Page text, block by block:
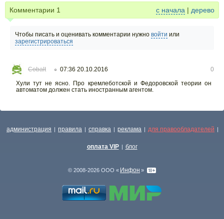
Комментарии 1 с начала | дерево
Чтобы писать и оценивать комментарии нужно войти или
зарегистрироваться
Cobalt ○ 07:36 20.10.2016
0
Хули тут не ясно. Про кремлеботской и Федоровской теории он
автоматом должен стать иностранным агентом.
администрация | правила | справка | реклама | для правообладателей |
оплата VIP | блог
© 2008-2026 ООО « Инфон »